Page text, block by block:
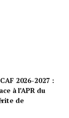
2026-2027 :
à l’APR du
de